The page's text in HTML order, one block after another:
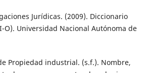
Jurídicas. (2009). Diccionario
O). Universidad Nacional Autónoma de
Propiedad industrial. (s.f.). Nombre,